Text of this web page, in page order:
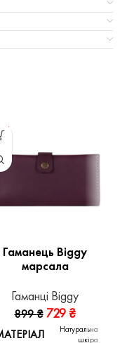
Гаманець Biggy
марсала
Гаманці Biggy
899₴ 729 ₴
Натуральна
шкіра